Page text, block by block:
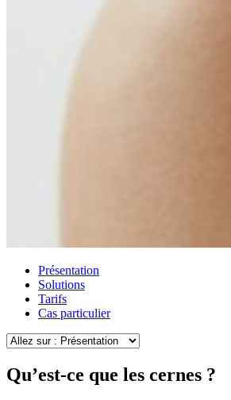
Présentation
Solutions
Tarifs
Cas particulier
Qu’est-ce que les cernes ?